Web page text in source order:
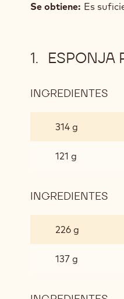
Se obtiene: Es
ESPONJA
INGREDIENTES
314 g
121 g
INGREDIENTES
226 g
137 g